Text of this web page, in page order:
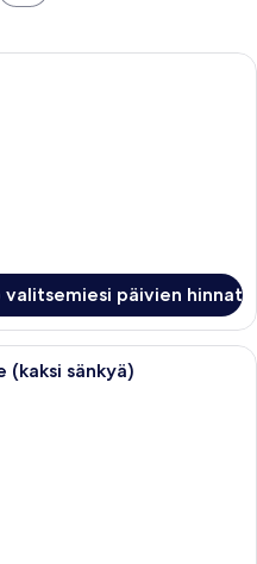
Hotellihuone, jossa on suuri sänky,
valitsemiesi päivien hinnat
Hotellihuone, jossa on puinen
(kaksi sänkyä)